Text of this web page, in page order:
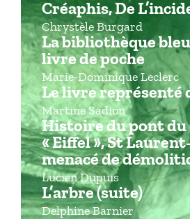
Créaphis, De
Chrystèle Burgard
La bibliothèque
livre de poche
Marie-Dominique Leclerc
Le livre représenté
Martine Sadion
Histoire du pont
« Eiffel », St
menacé de
Lucien Dupuis
L’arbre (suite)
Delphine Barnier